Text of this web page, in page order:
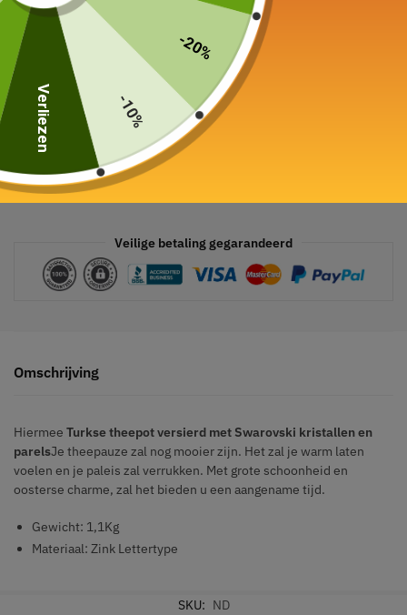
In winkelwagen
Veilige betaling gegarandeerd
Omschrijving
Hiermee Turkse theepot versierd met Swarovski kristallen en
parelsJe theepauze zal nog mooier zijn. Het zal je warm laten
voelen en je paleis zal verrukken. Met grote schoonheid en
oosterse charme, zal het bieden u een aangename tijd.
Gewicht: 1,1Kg
Materiaal: Zink Lettertype
SKU: ND
-20%
-10%
Verliezen